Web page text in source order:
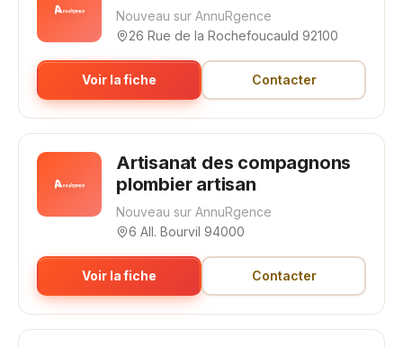
Nouveau sur AnnuRgence
26 Rue de la Rochefoucauld 92100
Voir la fiche Contacter
Artisanat des compagnons
plombier artisan
Nouveau sur AnnuRgence
6 All. Bourvil 94000
Voir la fiche Contacter